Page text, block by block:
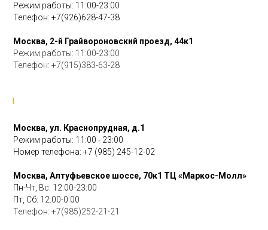
Режим работы: 11:00-23:00
Телефон:+7(926)628-47-38
Москва, 2-й Грайвороновский проезд, 44к1
Режим работы: 11:00-23:00
Телефон:+7(915)383-63-28
Москва, ул. Краснопрудная, д.1
Режим работы: 11:00 - 23:00
Номер телефона:+7 (985) 245-12-02
Москва, Алтуфьевское шоссе, 70к1 ТЦ «Маркос-Молл»
Пн-Чт, Вс: 12:00-23:00
Пт, Cб: 12:00-0:00
Телефон:+7(985)252-21-21